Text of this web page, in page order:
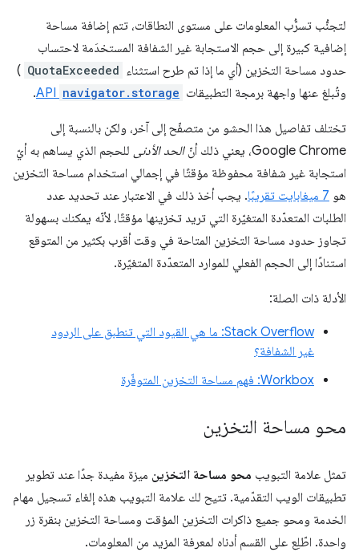
لتجنُّب تسرُّب المعلومات على مستوى النطاقات، تتم إضافة مساحة
إضافية كبيرة إلى حجم الاستجابة غير الشفافة المستخدَمة لاحتساب
حدود مساحة التخزين (أي ما إذا تم طرح استثناء QuotaExceeded
)
وتُبلغ عنها واجهة برمجة التطبيقات navigator.storage
.
تختلف تفاصيل هذا الحشو من متصفّح إلى آخر، ولكن بالنسبة إلى
Google Chrome، يعني ذلك أنّ
الحد الأدنى للحجم الذي يساهم به أيّ
استجابة غير شفافة محفوظة مؤقتًا في إجمالي استخدام مساحة التخزين
هو 7 ميغابايت تقريبًا
. يجب أخذ ذلك في الاعتبار عند تحديد عدد
الطلبات المتعدّدة المتغيّرة التي تريد تخزينها مؤقتًا، لأنّه يمكنك بسهولة
تجاوز حدود مساحة التخزين المتاحة في وقت أقرب بكثير من المتوقع
استنادًا إلى الحجم الفعلي للموارد المتعدّدة المتغيّرة.
الأدلة ذات الصلة:
Stack Overflow: ما هي القيود التي تنطبق على الردود
غير الشفافة؟
Workbox: فهم مساحة التخزين المتوفّرة
محو مساحة التخزين
تمثل علامة التبويب محو مساحة التخزين ميزة مفيدة جدًا عند تطوير
تطبيقات الويب التقدّمية. تتيح لك علامة التبويب هذه إلغاء تسجيل مهام
الخدمة ومحو جميع ذاكرات التخزين المؤقت ومساحة التخزين بنقرة زر
واحدة. اطّلِع على القسم أدناه لمعرفة المزيد من المعلومات.